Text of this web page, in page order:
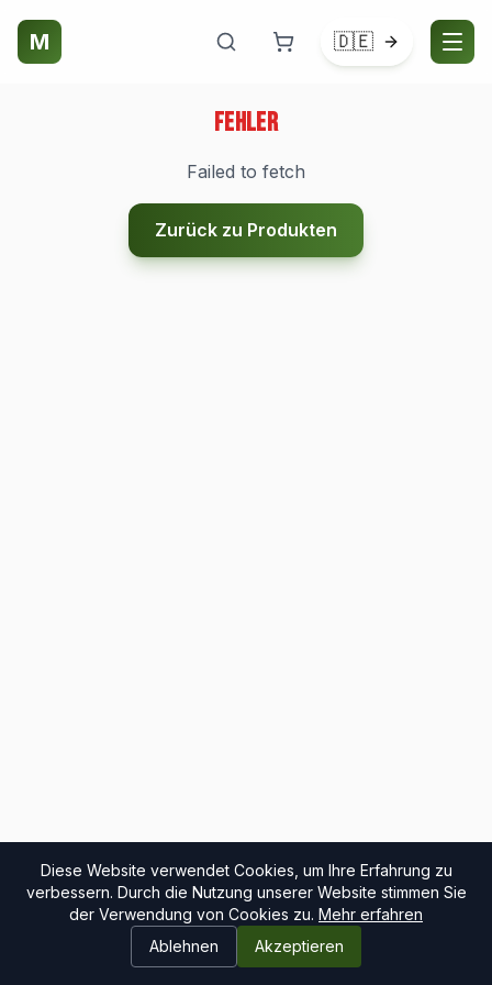
M 🇩🇪
Diese Website verwendet Cookies, um Ihre Erfahrung zu
verbessern. Durch die Nutzung unserer Website stimmen Sie
der Verwendung von Cookies zu. Mehr erfahren
Ablehnen
Akzeptieren
Fehler
Failed to fetch
Zurück zu Produkten